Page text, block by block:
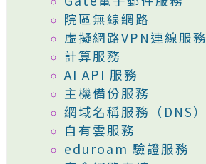
院區無線網路
虛擬網路VPN連線服務
計算服務
AI API 服務
主機備份服務
網域名稱服務（DNS）
自有雲服務
eduroam 驗證服務